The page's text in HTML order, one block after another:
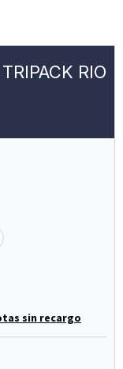
RIO
sin recargo